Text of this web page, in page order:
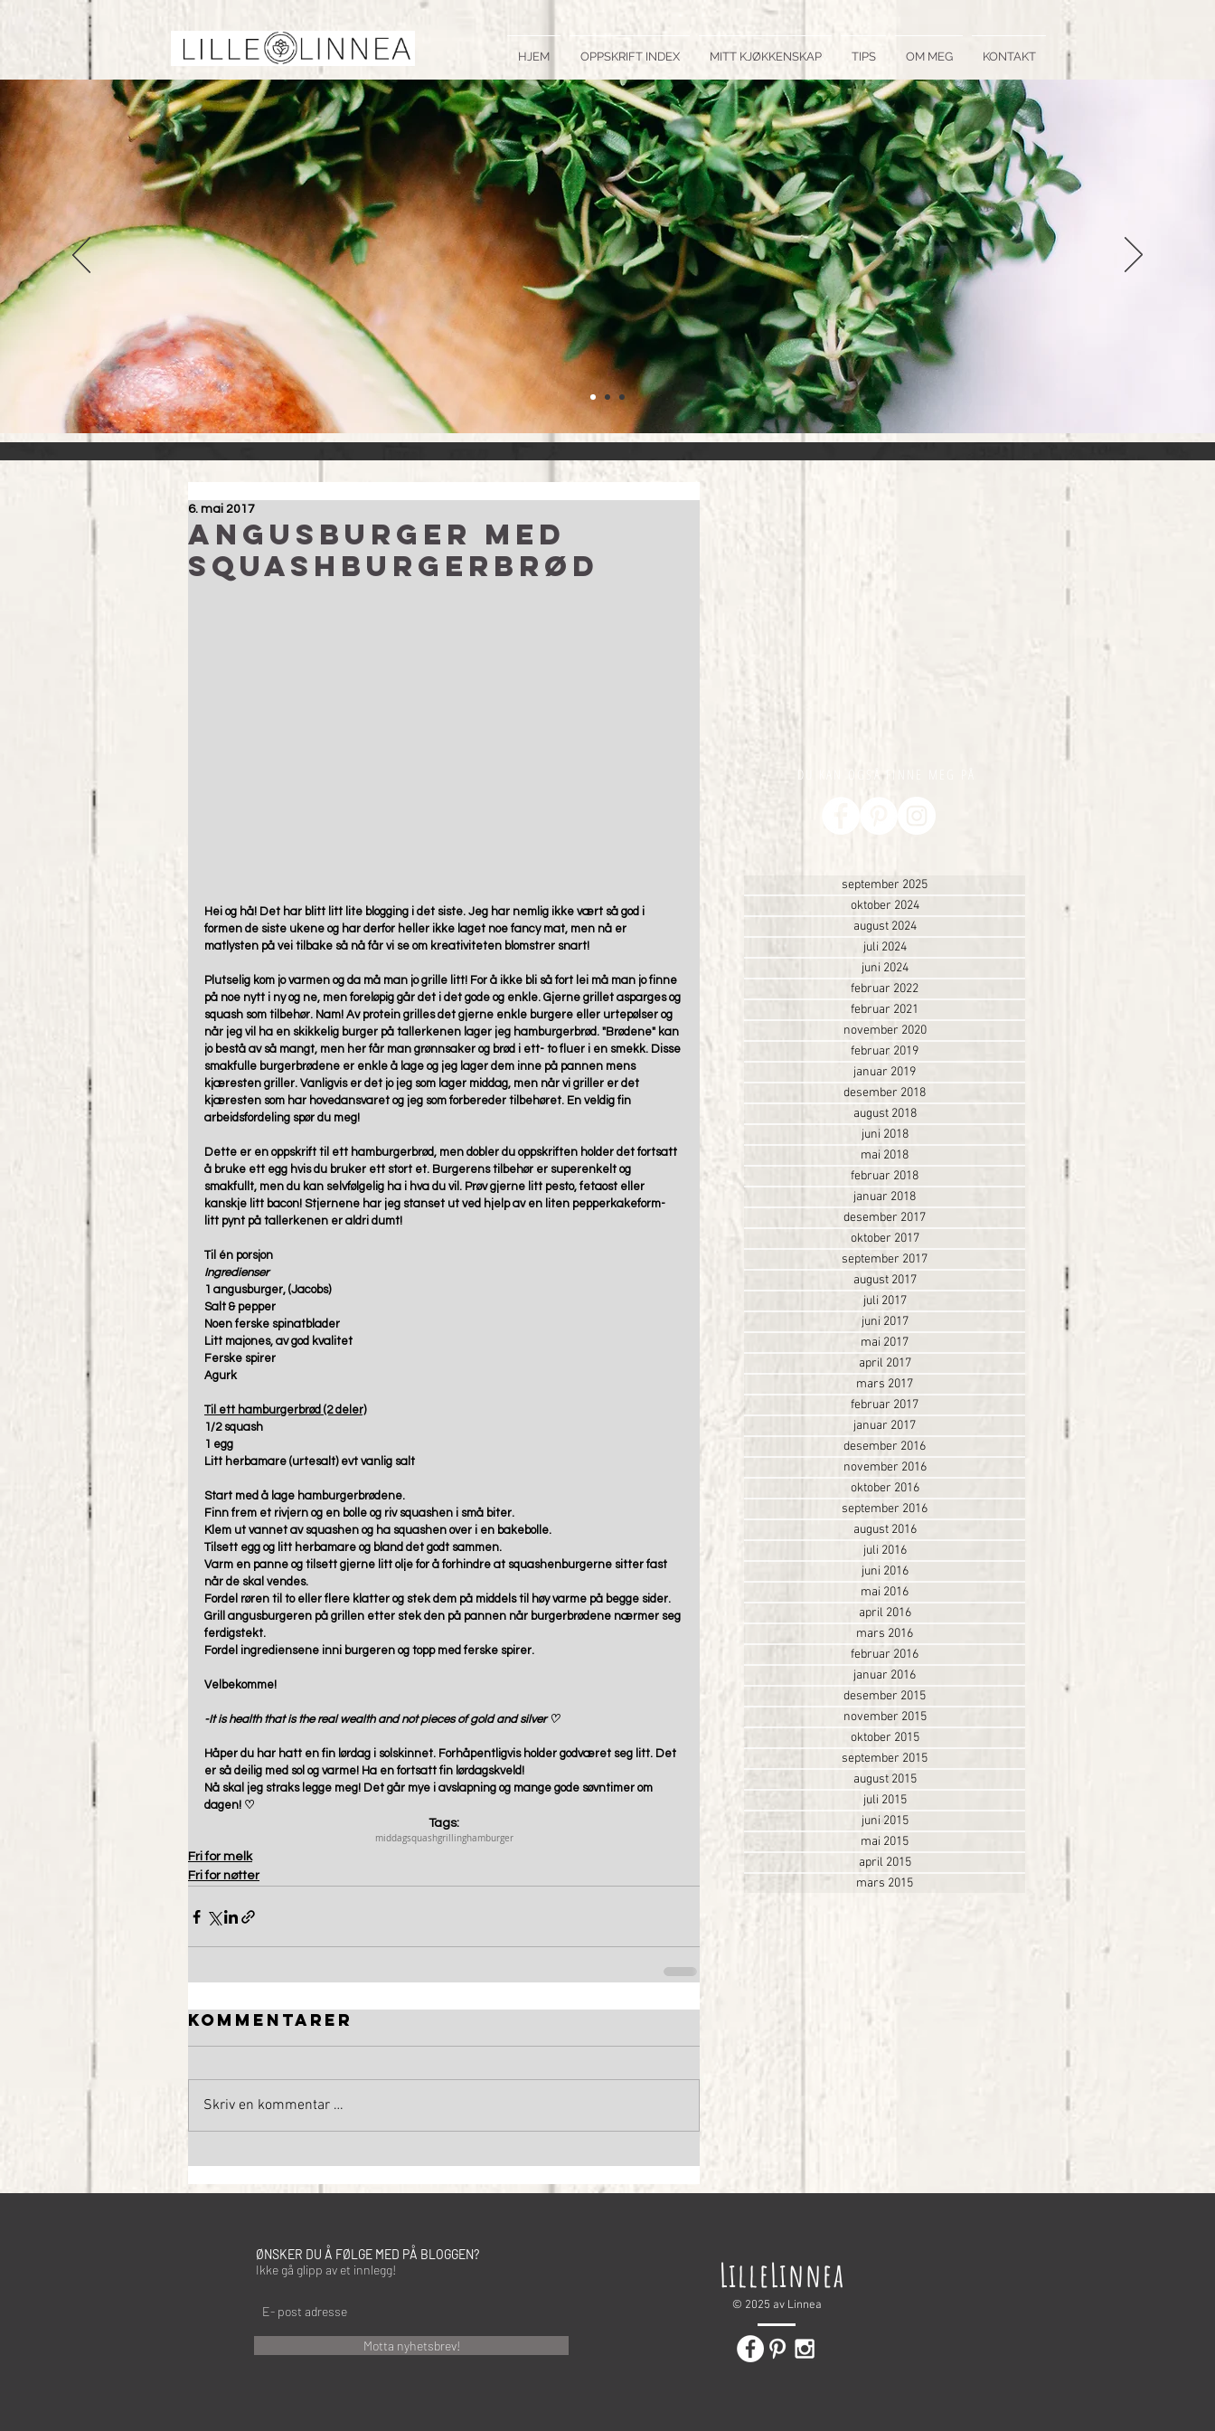
HJEM OPPSKRIFT INDEX MITT KJØKKENSKAP TIPS OM MEG KONTAKT
Angusburger med
squashburgerbrød
6. mai 2017
Hei og hå! Det har blitt litt lite blogging i det siste. Jeg har nemlig ikke vært så god i
formen de siste ukene og har derfor heller ikke laget noe fancy mat, men nå er
matlysten på vei tilbake så nå får vi se om kreativiteten blomstrer snart!
Plutselig kom jo varmen og da må man jo grille litt! For å ikke bli så fort lei må man jo finne
på noe nytt i ny og ne, men foreløpig går det i det gode og enkle. Gjerne grillet asparges og
squash som tilbehør. Nam! Av protein grilles det gjerne enkle burgere eller urtepølser og
når jeg vil ha en skikkelig burger på tallerkenen lager jeg hamburgerbrød. "Brødene" kan
jo bestå av så mangt, men her får man grønnsaker og brød i ett- to fluer i en smekk. Disse
smakfulle burgerbrødene er enkle å lage og jeg lager dem inne på pannen mens
kjæresten griller. Vanligvis er det jo jeg som lager middag, men når vi griller er det
kjæresten som har hovedansvaret og jeg som forbereder tilbehøret. En veldig fin
arbeidsfordeling spør du meg!
Dette er en oppskrift til ett hamburgerbrød, men dobler du oppskriften holder det fortsatt
å bruke ett egg hvis du bruker ett stort et. Burgerens tilbehør er superenkelt og
smakfullt, men du kan selvfølgelig ha i hva du vil. Prøv gjerne litt pesto, fetaost eller
kanskje litt bacon! Stjernene har jeg stanset ut ved hjelp av en liten pepperkakeform-
litt pynt på tallerkenen er aldri dumt!
Til én porsjon
Ingredienser
1 angusburger, (Jacobs)
Salt & pepper
Noen ferske spinatblader
Litt majones, av god kvalitet
Ferske spirer
Agurk
Til ett hamburgerbrød (2 deler)
1/2 squash
1 egg
Litt herbamare (urtesalt) evt vanlig salt
Start med å lage hamburgerbrødene.
Finn frem et rivjern og en bolle og riv squashen i små biter.
Klem ut vannet av squashen og ha squashen over i en bakebolle.
Tilsett egg og litt herbamare og bland det godt sammen.
Varm en panne og tilsett gjerne litt olje for å forhindre at squashenburgerne sitter fast
når de skal vendes.
Fordel røren til to eller flere klatter og stek dem på middels til høy varme på begge sider.
Grill angusburgeren på grillen etter stek den på pannen når burgerbrødene nærmer seg
ferdigstekt.
Fordel ingrediensene inni burgeren og topp med ferske spirer.
Velbekomme!
-It is health that is the real wealth and not pieces of gold and silver ♡
Håper du har hatt en fin lørdag i solskinnet. Forhåpentligvis holder godværet seg litt. Det
er så deilig med sol og varme! Ha en fortsatt fin lørdagskveld!
Nå skal jeg straks legge meg! Det går mye i avslapning og mange gode søvntimer om
dagen! ♡
Tags:
middagsquashgrillinghamburger
Fri for melk
Fri for nøtter
Kommentarer
Skriv en kommentar …
DU KAN OGSÅ FINNE MEG PÅ
september 2025
oktober 2024
august 2024
juli 2024
juni 2024
februar 2022
februar 2021
november 2020
februar 2019
januar 2019
desember 2018
august 2018
juni 2018
mai 2018
februar 2018
januar 2018
desember 2017
oktober 2017
september 2017
august 2017
juli 2017
juni 2017
mai 2017
april 2017
mars 2017
februar 2017
januar 2017
desember 2016
november 2016
oktober 2016
september 2016
august 2016
juli 2016
juni 2016
mai 2016
april 2016
mars 2016
februar 2016
januar 2016
desember 2015
november 2015
oktober 2015
september 2015
august 2015
juli 2015
juni 2015
mai 2015
april 2015
mars 2015
ØNSKER DU Å FØLGE MED PÅ BLOGGEN?
Ikke gå glipp av et innlegg!
Motta nyhetsbrev!
LilleLinnea
© 2025 av Linnea